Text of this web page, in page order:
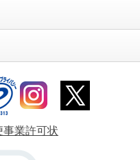
業許可状